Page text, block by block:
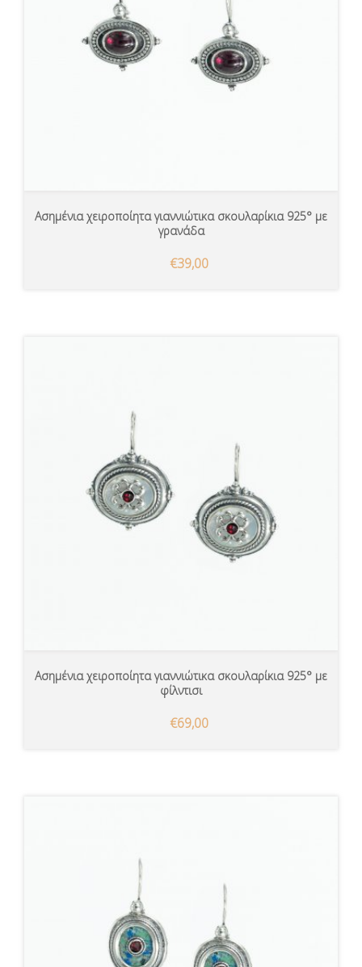
Ασημένια χειροποίητα γιαννιώτικα σκουλαρίκια 925° με
γρανάδα
€39,00
Ασημένια χειροποίητα γιαννιώτικα σκουλαρίκια 925° με
φίλντισι
€69,00